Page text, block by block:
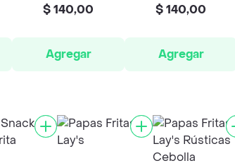
$ 140,00
Agregar
$ 140,00
Agregar